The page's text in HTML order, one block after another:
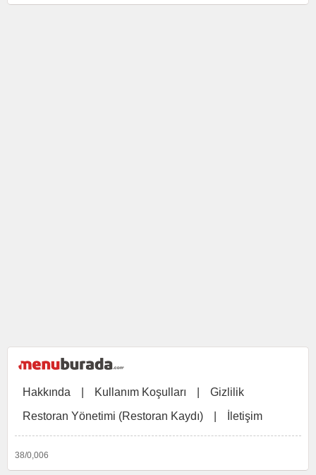
Hakkında Kullanım Koşulları
Gizlilik
Restoran Yönetimi (Restoran Kaydı)
İletişim
38/0,006